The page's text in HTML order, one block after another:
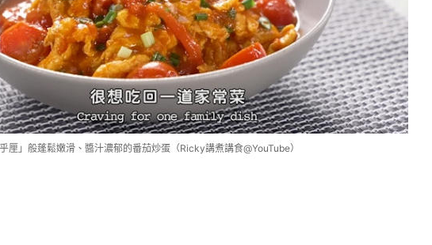
厘」般蓬鬆嫩滑、醬汁濃郁的番茄炒蛋（Ricky講煮講食@YouTube）